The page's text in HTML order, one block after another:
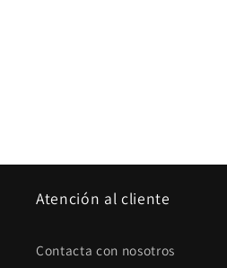
Atención al cliente
Contacta con nosotros